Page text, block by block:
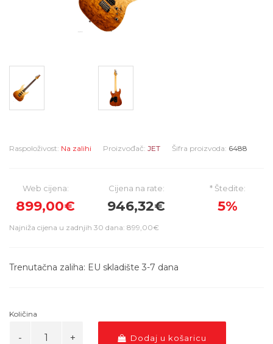
Raspoloživost: Na zalihi Proizvođač: JET Šifra proizvoda: 6488
Web cijena:
899,00€
Cijena na rate:
946,32€
* Štedite:
5%
Najniža cijena u zadnjih 30 dana: 899,00€
Trenutačna zaliha: EU skladište 3-7 dana
Količina
Dodaj u košaricu